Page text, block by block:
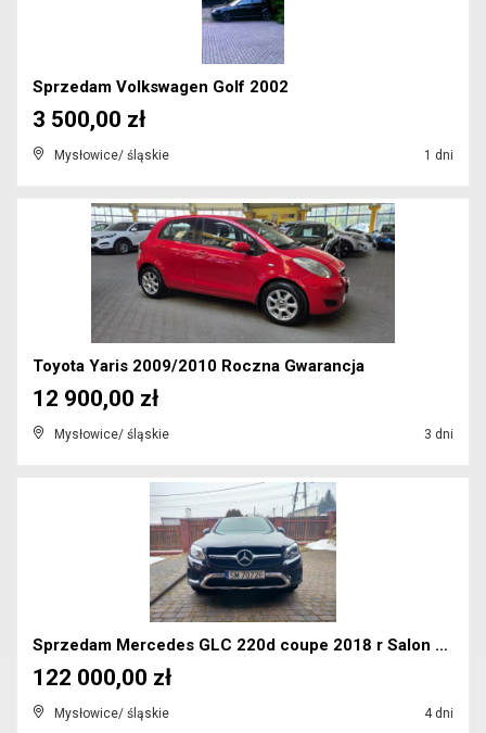
Sprzedam Volkswagen Golf 2002
Mysłowice/ śląskie 1 dni
3 500,00 zł
Toyota Yaris 2009/2010 Roczna Gwarancja
Mysłowice/ śląskie 3 dni
12 900,00 zł
Sprzedam Mercedes GLC 220d coupe 2018 r Salon Pols...
Mysłowice/ śląskie 4 dni
122 000,00 zł